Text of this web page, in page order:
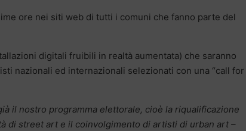
ore nei siti web di tutti i comuni che fanno parte del
digitali fruibili in realtà aumentata) che saranno
nazionali ed internazionali selezionati con una “call for
il nostro programma elettorale, cioè la riqualificazione
di street art e il coinvolgimento di artisti di urban art –